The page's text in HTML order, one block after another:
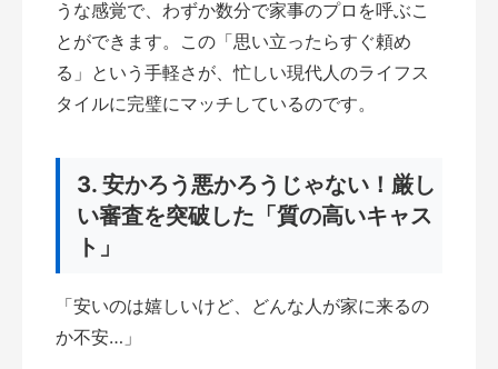
うな感覚で、わずか数分で家事のプロを呼ぶこ
とができます。この「思い立ったらすぐ頼め
る」という手軽さが、忙しい現代人のライフス
タイルに完璧にマッチしているのです。
3. 安かろう悪かろうじゃない！厳し
い審査を突破した「質の高いキャス
ト」
「安いのは嬉しいけど、どんな人が家に来るの
か不安…」